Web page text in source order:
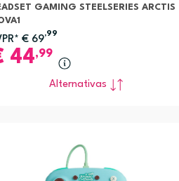
GAMING STEELSERIES ARCTIS
€ 69
,99
44,99
Alternativas